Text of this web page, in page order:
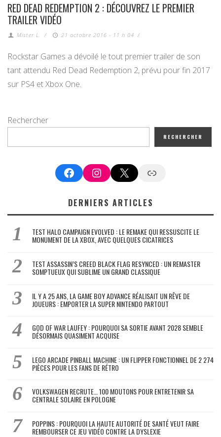
RED DEAD REDEMPTION 2 : DÉCOUVREZ LE PREMIER
TRAILER VIDÉO
Mister L. / 21 octobre 2016 - 11 h 04 /
Rockstar Games a dévoilé le tout premier trailer de son
tant attendu Red Dead Redemption 2, prévu pour fin 2017
sur PS4 et Xbox One.
Rechercher
RECHERCHER
FacebookInstagram
X Google News
DERNIERS ARTICLES
TEST HALO CAMPAIGN EVOLVED : LE REMAKE QUI RESSUSCITE LE
MONUMENT DE LA XBOX, AVEC QUELQUES CICATRICES
TEST ASSASSIN’S CREED BLACK FLAG RESYNCED : UN REMASTER
SOMPTUEUX QUI SUBLIME UN GRAND CLASSIQUE
IL Y A 25 ANS, LA GAME BOY ADVANCE RÉALISAIT UN RÊVE DE
JOUEURS : EMPORTER LA SUPER NINTENDO PARTOUT
GOD OF WAR LAUFEY : POURQUOI SA SORTIE AVANT 2028 SEMBLE
DÉSORMAIS QUASIMENT ACQUISE
LEGO ARCADE PINBALL MACHINE : UN FLIPPER FONCTIONNEL DE 2 274
PIÈCES POUR LES FANS DE RÉTRO
VOLKSWAGEN RECRUTE… 100 MOUTONS POUR ENTRETENIR SA
CENTRALE SOLAIRE EN POLOGNE
POPPINS : POURQUOI LA HAUTE AUTORITÉ DE SANTÉ VEUT FAIRE
REMBOURSER CE JEU VIDÉO CONTRE LA DYSLEXIE